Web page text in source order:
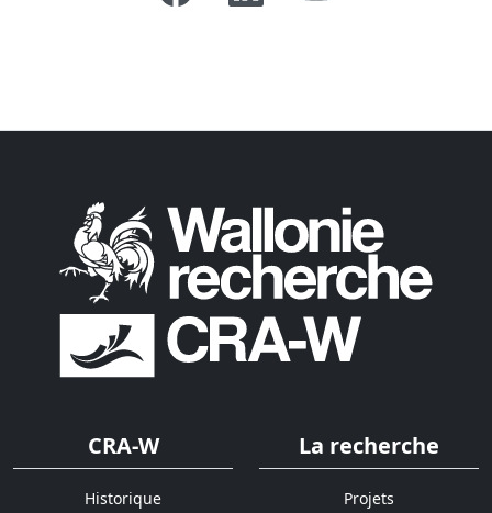
CRA-W
Historique
La recherche
Projets